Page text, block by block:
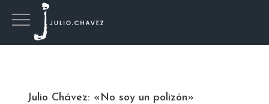
Julio Chávez: «No soy un polizón»­